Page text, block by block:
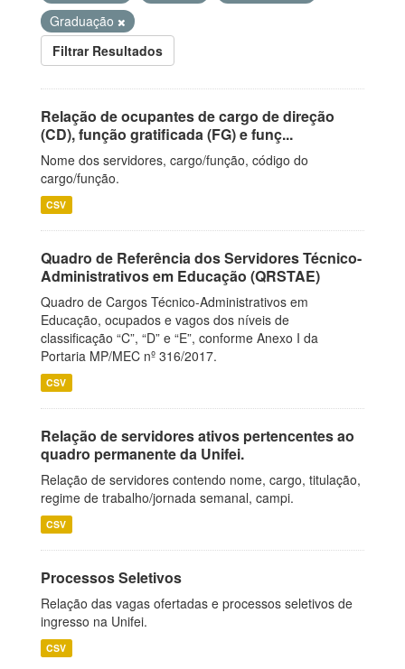
Graduação
Filtrar Resultados
Relação de ocupantes de cargo de direção
(CD), função gratificada (FG) e funç...
Nome dos servidores, cargo/função, código do
cargo/função.
CSV
Quadro de Referência dos Servidores Técnico-
Administrativos em Educação (QRSTAE)
Quadro de Cargos Técnico-Administrativos em
Educação, ocupados e vagos dos níveis de
classificação “C”, “D” e “E”, conforme Anexo I da
Portaria MP/MEC nº 316/2017.
CSV
Relação de servidores ativos pertencentes ao
quadro permanente da Unifei.
Relação de servidores contendo nome, cargo, titulação,
regime de trabalho/jornada semanal, campi.
CSV
Processos Seletivos
Relação das vagas ofertadas e processos seletivos de
ingresso na Unifei.
CSV